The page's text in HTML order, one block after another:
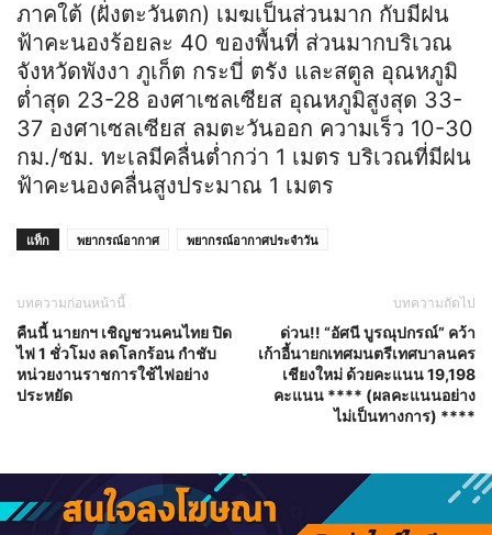
ภาคใต้ (ฝั่งตะวันตก) เมฆเป็นส่วนมาก กับมีฝน
ฟ้าคะนองร้อยละ 40 ของพื้นที่ ส่วนมากบริเวณ
จังหวัดพังงา ภูเก็ต กระบี่ ตรัง และสตูล อุณหภูมิ
ต่ำสุด 23-28 องศาเซลเซียส อุณหภูมิสูงสุด 33-
37 องศาเซลเซียส ลมตะวันออก ความเร็ว 10-30
กม./ชม. ทะเลมีคลื่นต่ำกว่า 1 เมตร บริเวณที่มีฝน
ฟ้าคะนองคลื่นสูงประมาณ 1 เมตร
แท็ก พยากรณ์อากาศ พยากรณ์อากาศประจำวัน
บทความก่อนหน้านี้
คืนนี้ นายกฯ เชิญชวนคนไทย ปิด
ไฟ 1 ชั่วโมง ลดโลกร้อน กำชับ
หน่วยงานราชการใช้ไฟอย่าง
ประหยัด
บทความถัดไป
ด่วน!! “อัศนี บูรณุปกรณ์” คว้า
เก้าอี้นายกเทศมนตรีเทศบาลนคร
เชียงใหม่ ด้วยคะแนน 19,198
คะแนน **** (ผลคะแนนอย่าง
ไม่เป็นทางการ) ****